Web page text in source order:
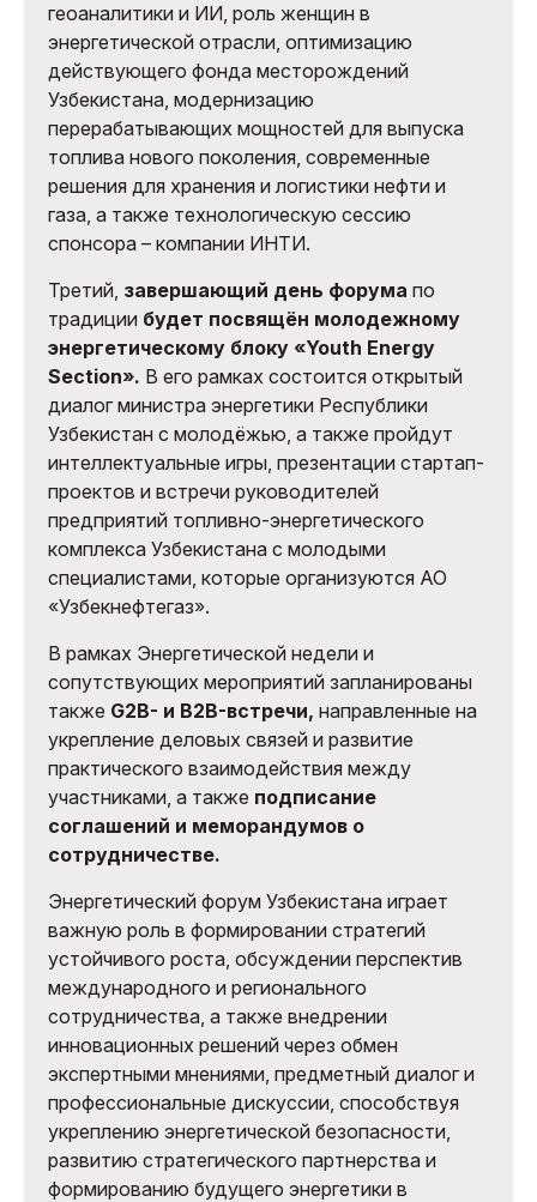
геоаналитики и ИИ, роль женщин в
энергетической отрасли, оптимизацию
действующего фонда месторождений
Узбекистана, модернизацию
перерабатывающих мощностей для выпуска
топлива нового поколения, современные
решения для хранения и логистики нефти и
газа, а также технологическую сессию
спонсора – компании ИНТИ.
Третий, завершающий день форума по
традиции будет посвящён молодежному
энергетическому блоку «Youth Energy
Section». В его рамках состоится открытый
диалог министра энергетики Республики
Узбекистан с молодёжью, а также пройдут
интеллектуальные игры, презентации стартап-
проектов и встречи руководителей
предприятий топливно-энергетического
комплекса Узбекистана с молодыми
специалистами, которые организуются АО
«Узбекнефтегаз».
В рамках Энергетической недели и
сопутствующих мероприятий запланированы
также G2B- и B2B-встречи, направленные на
укрепление деловых связей и развитие
практического взаимодействия между
участниками, а также подписание
соглашений и меморандумов о
сотрудничестве.
Энергетический форум Узбекистана играет
важную роль в формировании стратегий
устойчивого роста, обсуждении перспектив
международного и регионального
сотрудничества, а также внедрении
инновационных решений через обмен
экспертными мнениями, предметный диалог и
профессиональные дискуссии, способствуя
укреплению энергетической безопасности,
развитию стратегического партнерства и
формированию будущего энергетики в